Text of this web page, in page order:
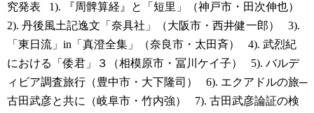
究発表 1). 『周髀算経』と「短里」（神戸市・田次伸也）
2). 丹後風土記逸文「奈具社」（大阪市・西井健一郎）
3).
「東日流」in「真澄全集」（奈良市・太田斉）
4). 武烈紀
における「倭君」３（相模原市・冨川ケイ子）
5). バルデ
ィビア調査旅行（豊中市・大下隆司）
6). エクアドルの旅─
古田武彦と共に（岐阜市・竹内強）
7). 古田武彦論証の検